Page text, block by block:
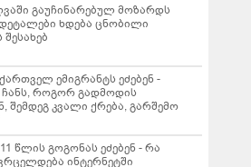
გაუჩინარებულ მოზარდს
დეტალები ხდება ცნობილი
შესახებ
ემიგრანტს ეძებენ -
ჩანს, როგორ გადმოდის
შემდეგ კვალი ქრება, გარშემო
წლის გოგონას ეძებენ - რა
ინტერნეტში